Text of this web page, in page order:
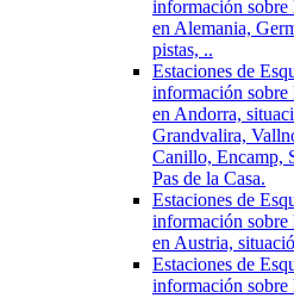
información sobre
en Alemania,
pistas, ..
Estaciones de
información sobre
en Andorra,
Grandvalira,
Canillo, Encamp,
Pas de la Casa.
Estaciones de
información sobre
en Austria,
Estaciones de
información sobre